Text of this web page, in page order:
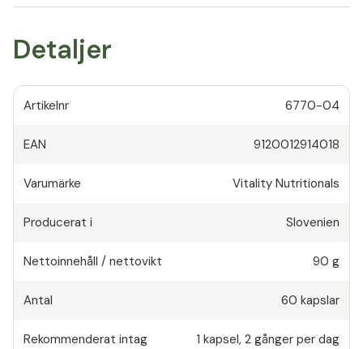
Detaljer
Artikelnr 6770-04
EAN 9120012914018
Varumärke Vitality Nutritionals
Producerat i Slovenien
Nettoinnehåll / nettovikt 90 g
Antal 60 kapslar
Rekommenderat intag 1 kapsel, 2 gånger per dag